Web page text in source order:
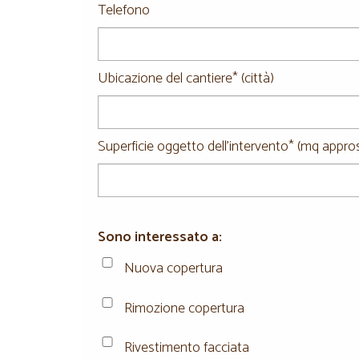
Telefono
Ubicazione del cantiere* (città)
Superficie oggetto dell'intervento* (mq
Sono interessato a:
Nuova copertura
Rimozione copertura
Rivestimento facciata